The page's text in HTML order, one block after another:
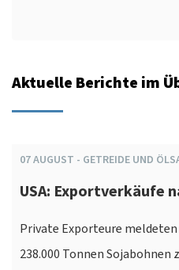
Aktuelle Berichte im
07AUGUST - GETREIDE UND
USA: Exportverkäufe
Private Exporteure
238.000 Tonnen Sojabohnen